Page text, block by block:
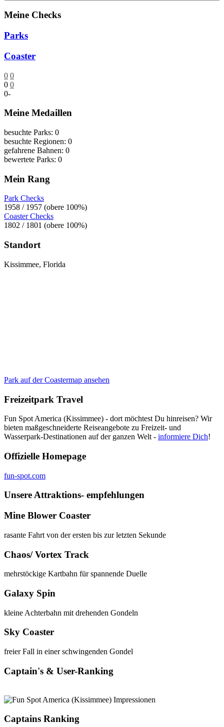
Meine Checks
Parks
Coaster
0 0
0 0
0-
Meine Medaillen
besuchte Parks: 0
besuchte Regionen: 0
gefahrene Bahnen: 0
bewertete Parks: 0
Mein Rang
Park Checks
1958 / 1957 (obere 100%)
Coaster Checks
1802 / 1801 (obere 100%)
Standort
Kissimmee, Florida
Park auf der Coastermap ansehen
Freizeitpark Travel
Fun Spot America (Kissimmee) - dort möchtest Du hinreisen? Wir
bieten maßgeschneiderte Reiseangebote zu Freizeit- und
Wasserpark-Destinationen auf der ganzen Welt - informiere Dich!
Offizielle Homepage
fun-spot.com
Unsere Attraktions- empfehlungen
Mine Blower Coaster
rasante Fahrt von der ersten bis zur letzten Sekunde
Chaos/ Vortex Track
mehrstöckige Kartbahn für spannende Duelle
Galaxy Spin
kleine Achterbahn mit drehenden Gondeln
Sky Coaster
freier Fall in einer schwingenden Gondel
Captain's & User-Ranking
Captains Ranking